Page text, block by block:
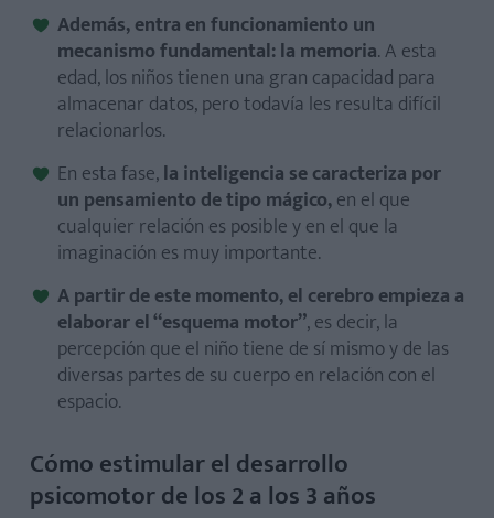
Además, entra en funcionamiento un
mecanismo fundamental: la memoria. A esta
edad, los niños tienen una gran capacidad para
almacenar datos, pero todavía les resulta difícil
relacionarlos.
En esta fase,la inteligencia se caracteriza por
un pensamiento de tipo mágico,en el que
cualquier relación es posible y en el que la
imaginación es muy importante.
A partir de este momento, el cerebro empieza a
elaborar el “esquema motor”, es decir, la
percepción que el niño tiene de sí mismo y de las
diversas partes de su cuerpo en relación con el
espacio.
Cómo estimular el desarrollo
psicomotor de los 2 a los 3 años